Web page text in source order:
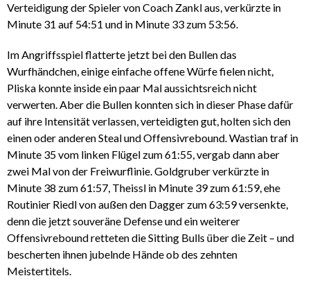
Verteidigung der Spieler von Coach Zankl aus, verkürzte in
Minute 31 auf 54:51 und in Minute 33 zum 53:56.
Im Angriffsspiel flatterte jetzt bei den Bullen das
Wurfhändchen, einige einfache offene Würfe fielen nicht,
Pliska konnte inside ein paar Mal aussichtsreich nicht
verwerten. Aber die Bullen konnten sich in dieser Phase dafür
auf ihre Intensität verlassen, verteidigten gut, holten sich den
einen oder anderen Steal und Offensivrebound. Wastian traf in
Minute 35 vom linken Flügel zum 61:55, vergab dann aber
zwei Mal von der Freiwurflinie. Goldgruber verkürzte in
Minute 38 zum 61:57, Theissl in Minute 39 zum 61:59, ehe
Routinier Riedl von außen den Dagger zum 63:59 versenkte,
denn die jetzt souveräne Defense und ein weiterer
Offensivrebound retteten die Sitting Bulls über die Zeit – und
bescherten ihnen jubelnde Hände ob des zehnten
Meistertitels.